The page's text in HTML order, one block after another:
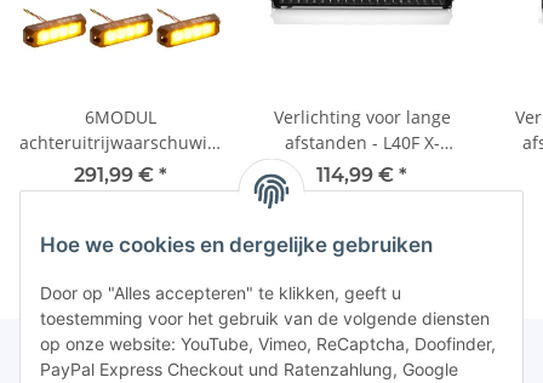
Hoe we cookies en dergelijke gebruiken
Door op "Alles accepteren" te klikken, geeft u
toestemming voor het gebruik van de volgende diensten
op onze website: YouTube, Vimeo, ReCaptcha, Doofinder,
PayPal Express Checkout und Ratenzahlung, Google
6MODUL
achteruitrijwaarschuwingssysteem
volgens §52 lid 11 StVZO
voor
291,99 € *
Verlichting voor lange
afstanden - L40F X-
Range - 522 mm - ECE-
R112
114,99 € *